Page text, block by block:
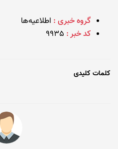
گروه خبری : اطلاعیه‌ها
کد خبر : 9935
کلمات کلیدی